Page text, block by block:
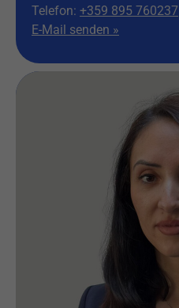
Telefon: +359 895 760237
E-Mail senden »